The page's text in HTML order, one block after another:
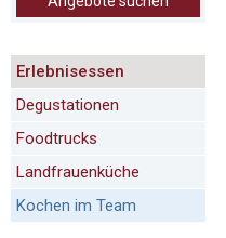
Erlebnisessen
Degustationen
Foodtrucks
Landfrauenküche
Kochen im Team